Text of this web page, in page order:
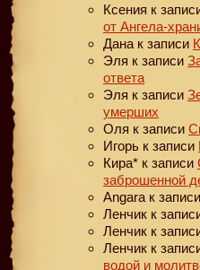
Ксения к
от Ангела-
Дана к записи
Эля к записи
ответа
Эля к записи
умерших
Оля к записи
Игорь к записи
Кира* к записи
заброшенной
Angara к записи
Ленчик к
Ленчик к
Ленчик к
водой и